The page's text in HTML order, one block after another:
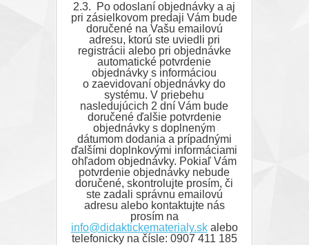
2.3. Po odoslaní objednávky a aj
pri zásielkovom predaji Vám bude
doručené na Vašu emailovú
adresu, ktorú ste uviedli pri
registrácii alebo pri objednávke
automatické potvrdenie
objednávky s informáciou
o zaevidovaní objednávky do
systému. V priebehu
nasledujúcich 2 dní Vám bude
doručené ďalšie potvrdenie
objednávky s doplneným
dátumom dodania a prípadnými
ďalšími doplnkovými informáciami
ohľadom objednávky. Pokiaľ Vám
potvrdenie objednávky nebude
doručené, skontrolujte prosím, či
ste zadali správnu emailovú
adresu alebo kontaktujte nás
prosím na
info@didaktickematerialy.skalebo
telefonicky na čísle: 0907 411 185